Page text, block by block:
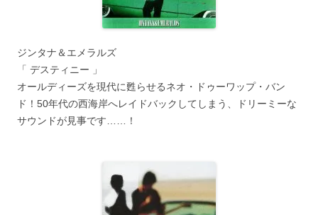
ジンタナ＆エメラルズ
「 デスティニー 」
オールディーズを現代に甦らせるネオ・ドゥーワップ・バン
ド！50年代の西海岸へレイドバックしてしまう、ドリーミーな
サウンドが見事です……！